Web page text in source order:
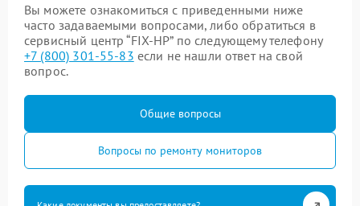
Вы можете ознакомиться с приведенными ниже
часто задаваемыми вопросами, либо обратиться в
сервисный центр “FIX-HP” по следующему телефону
+7 (800) 301-55-83 если не нашли ответ на свой
вопрос.
Общие вопросы
Вопросы по ремонту мониторов